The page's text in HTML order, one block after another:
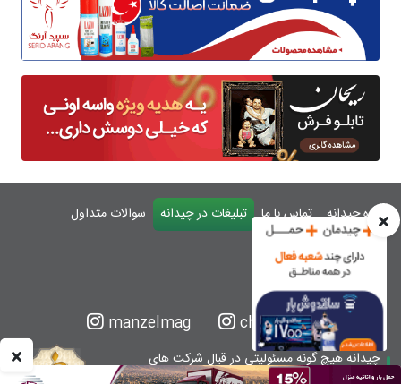
درباره چیدانه تماس با ما تبلیغات در چیدانه
سوالات متداول
ورود
chidaneh
manzelmag
چیدانه هیچ گونه مسئولیتی در قبال شرکت های
معرفی شده ندارد.